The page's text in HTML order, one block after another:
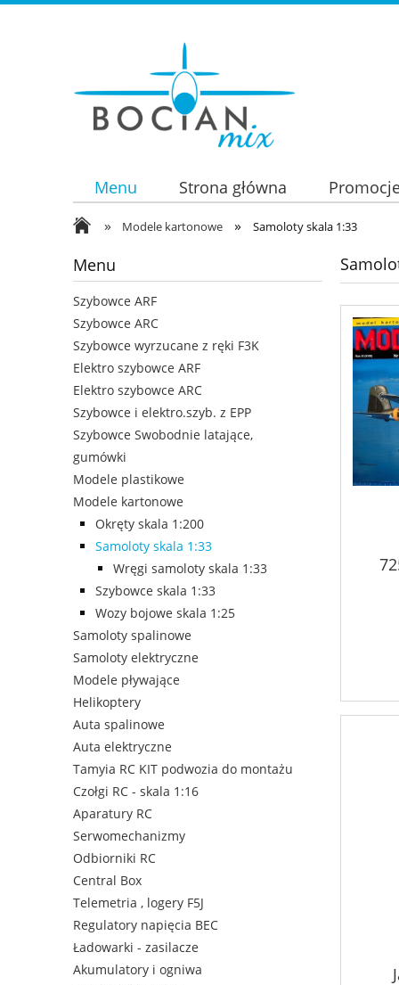
Menu Strona główna
» Modele kartonowe » Samoloty skala 1:33
Menu
Szybowce ARF
Szybowce ARC
Szybowce wyrzucane z ręki F3K
Elektro szybowce ARF
Elektro szybowce ARC
Szybowce i elektro.szyb. z EPP
Szybowce Swobodnie latające,
gumówki
Modele plastikowe
Modele kartonowe
Okręty skala 1:200
Samoloty skala 1:33
Wręgi samoloty skala 1:33
Szybowce skala 1:33
Wozy bojowe skala 1:25
Samoloty spalinowe
Samoloty elektryczne
Modele pływające
Helikoptery
Auta spalinowe
Auta elektryczne
Tamyia RC KIT podwozia do montażu
Czołgi RC - skala 1:16
Aparatury RC
Serwomechanizmy
Odbiorniki RC
Central Box
Telemetria , logery F5J
Regulatory napięcia BEC
Ładowarki - zasilacze
Akumulatory i ogniwa